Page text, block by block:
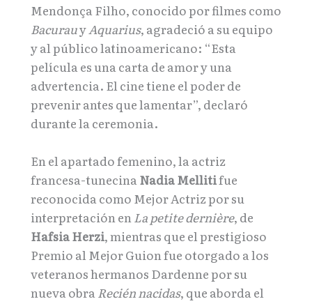
Mendonça Filho, conocido por filmes como
Bacurauy Aquarius, agradeció a su equipo
y al público latinoamericano: “Esta
película es una carta de amor y una
advertencia. El cine tiene el poder de
prevenir antes que lamentar”, declaró
durante la ceremonia.
En el apartado femenino, la actriz
francesa-tunecina Nadia Mellitifue
reconocida como Mejor Actriz por su
interpretación en La petite dernière, de
Hafsia Herzi, mientras que el prestigioso
Premio al Mejor Guion fue otorgado a los
veteranos hermanos Dardenne por su
nueva obra Recién nacidas, que aborda el